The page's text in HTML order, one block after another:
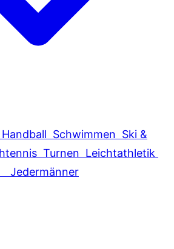
Handball Schwimmen Ski &
Turnen Leichtathletik
Jedermänner